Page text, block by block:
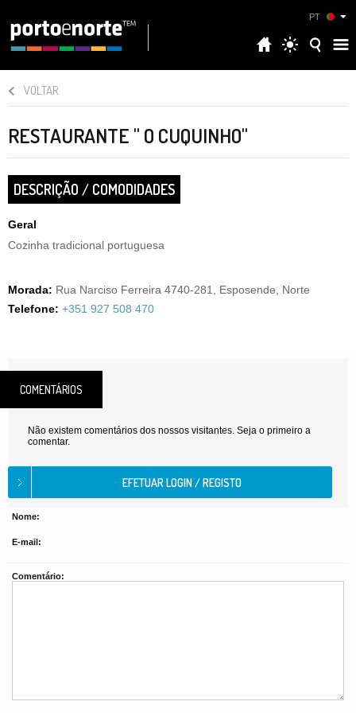
PT
VOLTAR
RESTAURANTE " O CUQUINHO"
DESCRIÇÃO / COMODIDADES
Geral
Cozinha tradicional portuguesa
Morada: Rua Narciso Ferreira 4740-281, Esposende, Norte
Telefone: +351 927 508 470
COMENTÁRIOS
Não existem comentários dos nossos visitantes. Seja o primeiro a
comentar.
Nome:
E-mail:
Comentário: